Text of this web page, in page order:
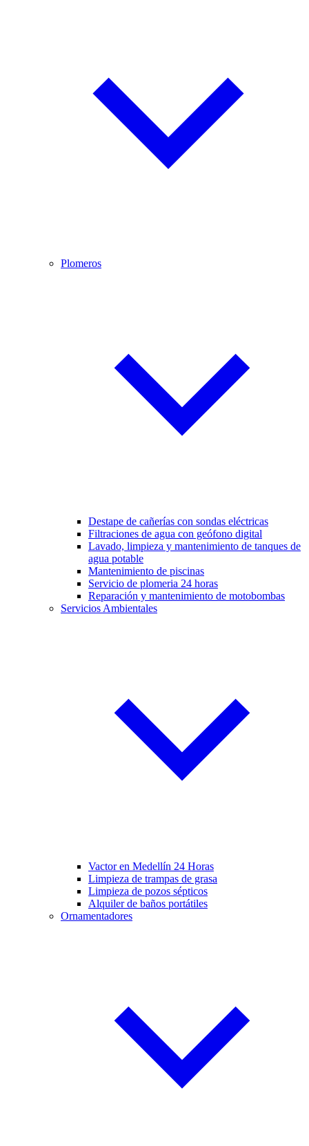
Plomeros
Destape de cañerías con sondas eléctricas
Filtraciones de agua con geófono digital
Lavado, limpieza y mantenimiento de tanques de
agua potable
Mantenimiento de piscinas
Servicio de plomeria 24 horas
Reparación y mantenimiento de motobombas
Servicios Ambientales
Vactor en Medellín 24 Horas
Limpieza de trampas de grasa
Limpieza de pozos sépticos
Alquiler de baños portátiles
Ornamentadores